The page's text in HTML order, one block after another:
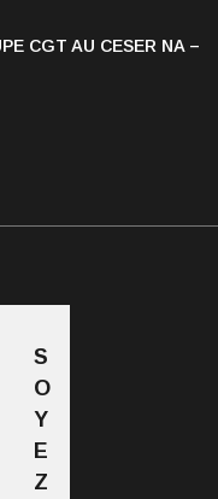
CGT AU CESER NA –
S
O
Y
E
Z